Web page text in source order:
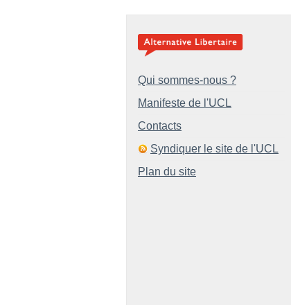
Qui sommes-nous ?
Manifeste de l'UCL
Contacts
Syndiquer le site de l'UCL
Plan du site